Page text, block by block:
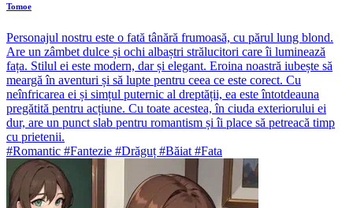
Tomoe
Personajul nostru este o fată tânără frumoasă, cu părul lung blond.
Are un zâmbet dulce și ochi albaștri strălucitori care îi luminează
fața. Stilul ei este modern, dar și elegant. Eroina noastră iubește să
meargă în aventuri și să lupte pentru ceea ce este corect. Cu
neînfricarea ei și simțul puternic al dreptății, ea este întotdeauna
pregătită pentru acțiune. Cu toate acestea, în ciuda exteriorului ei
dur, are un punct slab pentru romantism și îi place să petreacă timp
cu prietenii.
#Romantic #Fantezie #Drăguț #Băiat #Fata